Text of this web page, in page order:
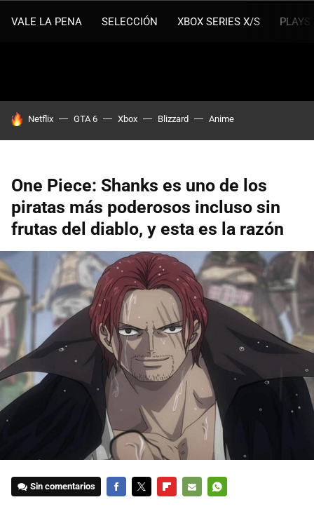
VALE LA PENA SELECCIÓN XBOX SERIES X/S
HOY SE HABLA DE
Netflix GTA 6 Xbox Blizzard Anime
One Piece: Shanks es uno de los
piratas más poderosos incluso sin
frutas del diablo, y esta es la razón
Sin comentarios